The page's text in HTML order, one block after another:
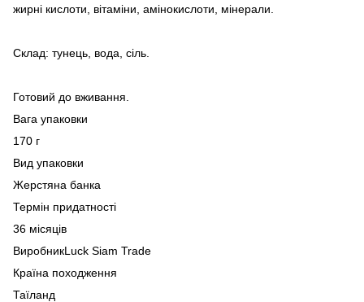
жирні кислоти, вітаміни, амінокислоти, мінерали.
Склад: тунець, вода, сіль.
Готовий до вживання.
Вага упаковки
170 г
Вид упаковки
Жерстяна банка
Термін придатності
36 місяців
ВиробникLuck Siam Trade
Країна походження
Таїланд